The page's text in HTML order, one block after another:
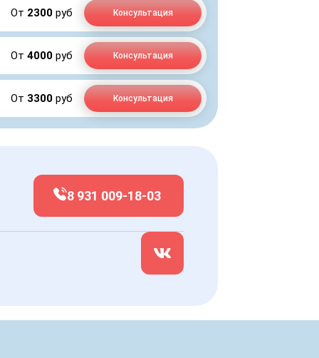
От 2300 руб Консультация
От 4000 руб Консультация
От 3300 руб Консультация
8 931 009-18-03